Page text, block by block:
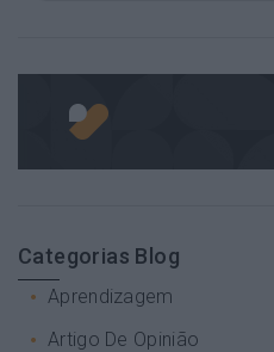
Categorias Blog
Aprendizagem
Artigo De Opinião